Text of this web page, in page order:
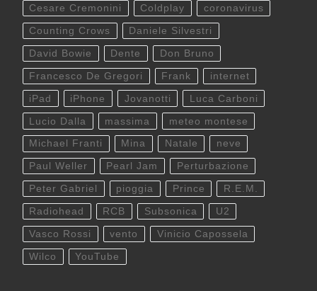
Cesare Cremonini Coldplay coronavirus
Counting Crows Daniele Silvestri
David Bowie Dente Don Bruno
Francesco De Gregori Frank internet
iPad iPhone Jovanotti Luca Carboni
Lucio Dalla massima meteo montese
Michael Franti Mina Natale neve
Paul Weller Pearl Jam Perturbazione
Peter Gabriel pioggia Prince R.E.M.
Radiohead RCB Subsonica U2
Vasco Rossi vento Vinicio Capossela
Wilco YouTube